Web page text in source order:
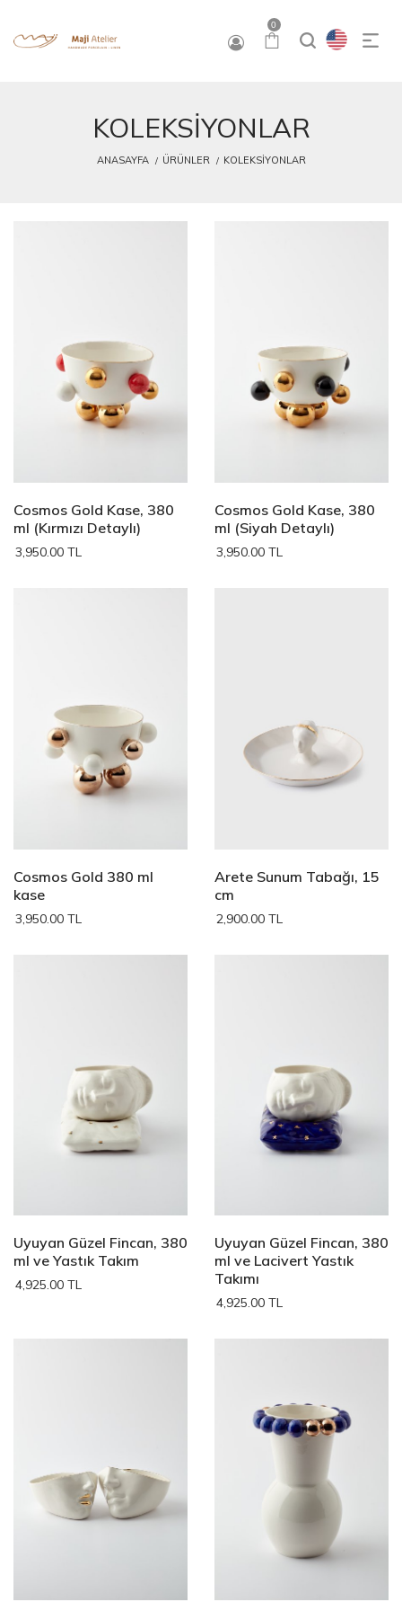
0
KOLEKSİYONLAR
ANASAYFA ÜRÜNLER KOLEKSİYONLAR
Cosmos Gold Kase, 380
ml (Kırmızı Detaylı)
3,950.00 TL
Cosmos Gold Kase, 380
ml (Siyah Detaylı)
3,950.00 TL
Cosmos Gold 380 ml
kase
3,950.00 TL
Arete Sunum Tabağı, 15
cm
2,900.00 TL
Uyuyan Güzel Fincan, 380
ml ve Yastık Takım
4,925.00 TL
Uyuyan Güzel Fincan, 380
ml ve Lacivert Yastık
Takımı
4,925.00 TL